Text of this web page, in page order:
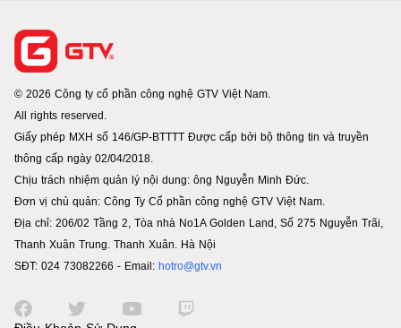
© 2026 Công ty cổ phần công nghệ GTV Việt Nam.
All rights reserved.
Giấy phép MXH số 146/GP-BTTTT Được cấp bởi bộ thông tin và truyền
thông cấp ngày 02/04/2018.
Chịu trách nhiệm quản lý nội dung: ông Nguyễn Minh Đức.
Đơn vị chủ quản: Công Ty Cổ phần công nghệ GTV Việt Nam.
Địa chỉ: 206/02 Tầng 2, Tòa nhà No1A Golden Land, Số 275 Nguyễn Trãi,
Thanh Xuân Trung. Thanh Xuân. Hà Nội
SĐT: 024 73082266 - Email: hotro@gtv.vn